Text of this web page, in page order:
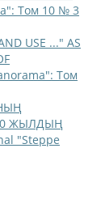
Том 10 № 3
USE ..." AS
Том
ЖЫЛДЫҢ
"Steppe